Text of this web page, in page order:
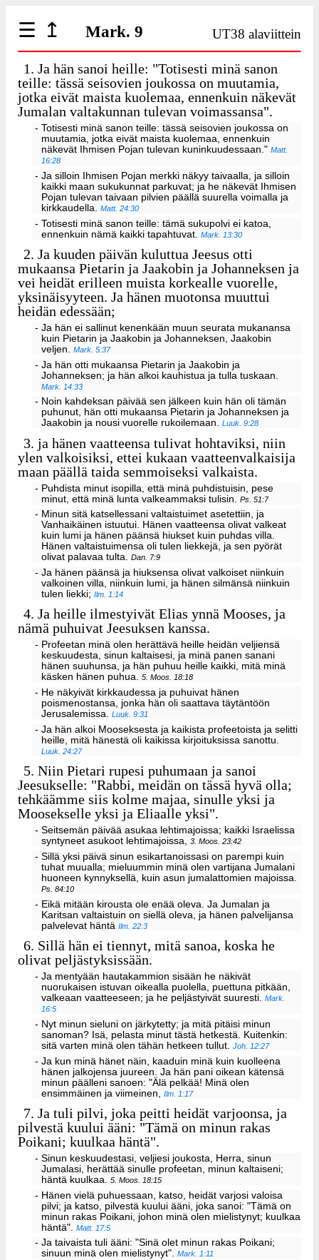
☰ ↥ Mark. 9 UT38 alaviittein
1. Ja hän sanoi heille: "Totisesti minä sanon
teille: tässä seisovien joukossa on muutamia,
jotka eivät maista kuolemaa, ennenkuin näkevät
Jumalan valtakunnan tulevan voimassansa".
- Totisesti minä sanon teille: tässä seisovien joukossa on
muutamia, jotka eivät maista kuolemaa, ennenkuin
näkevät Ihmisen Pojan tulevan kuninkuudessaan."Matt.
16:28
- Ja silloin Ihmisen Pojan merkki näkyy taivaalla, ja silloin
kaikki maan sukukunnat parkuvat; ja he näkevät Ihmisen
Pojan tulevan taivaan pilvien päällä suurella voimalla ja
kirkkaudella.Matt. 24:30
- Totisesti minä sanon teille: tämä sukupolvi ei katoa,
ennenkuin nämä kaikki tapahtuvat.Mark. 13:30
2. Ja kuuden päivän kuluttua Jeesus otti
mukaansa Pietarin ja Jaakobin ja Johanneksen ja
vei heidät erilleen muista korkealle vuorelle,
yksinäisyyteen. Ja hänen muotonsa muuttui
heidän edessään;
- Ja hän ei sallinut kenenkään muun seurata mukanansa
kuin Pietarin ja Jaakobin ja Johanneksen, Jaakobin
veljen.Mark. 5:37
- Ja hän otti mukaansa Pietarin ja Jaakobin ja
Johanneksen; ja hän alkoi kauhistua ja tulla tuskaan.
Mark. 14:33
- Noin kahdeksan päivää sen jälkeen kuin hän oli tämän
puhunut, hän otti mukaansa Pietarin ja Johanneksen ja
Jaakobin ja nousi vuorelle rukoilemaan.Luuk. 9:28
3. ja hänen vaatteensa tulivat hohtaviksi, niin
ylen valkoisiksi, ettei kukaan vaatteenvalkaisija
maan päällä taida semmoiseksi valkaista.
- Puhdista minut isopilla, että minä puhdistuisin, pese
minut, että minä lunta valkeammaksi tulisin.Ps. 51:7
- Minun sitä katsellessani valtaistuimet asetettiin, ja
Vanhaikäinen istuutui. Hänen vaatteensa olivat valkeat
kuin lumi ja hänen päänsä hiukset kuin puhdas villa.
Hänen valtaistuimensa oli tulen liekkejä, ja sen pyörät
olivat palavaa tulta.Dan. 7:9
- Ja hänen päänsä ja hiuksensa olivat valkoiset niinkuin
valkoinen villa, niinkuin lumi, ja hänen silmänsä niinkuin
tulen liekki;Ilm. 1:14
4. Ja heille ilmestyivät Elias ynnä Mooses, ja
nämä puhuivat Jeesuksen kanssa.
- Profeetan minä olen herättävä heille heidän veljiensä
keskuudesta, sinun kaltaisesi, ja minä panen sanani
hänen suuhunsa, ja hän puhuu heille kaikki, mitä minä
käsken hänen puhua.5. Moos. 18:18
- He näkyivät kirkkaudessa ja puhuivat hänen
poismenostansa, jonka hän oli saattava täytäntöön
Jerusalemissa.Luuk. 9:31
- Ja hän alkoi Mooseksesta ja kaikista profeetoista ja selitti
heille, mitä hänestä oli kaikissa kirjoituksissa sanottu.
Luuk. 24:27
5. Niin Pietari rupesi puhumaan ja sanoi
Jeesukselle: "Rabbi, meidän on tässä hyvä olla;
tehkäämme siis kolme majaa, sinulle yksi ja
Moosekselle yksi ja Eliaalle yksi".
- Seitsemän päivää asukaa lehtimajoissa; kaikki Israelissa
syntyneet asukoot lehtimajoissa,3. Moos. 23:42
- Sillä yksi päivä sinun esikartanoissasi on parempi kuin
tuhat muualla; mieluummin minä olen vartijana Jumalani
huoneen kynnyksellä, kuin asun jumalattomien majoissa.
Ps. 84:10
- Eikä mitään kirousta ole enää oleva. Ja Jumalan ja
Karitsan valtaistuin on siellä oleva, ja hänen palvelijansa
palvelevat häntäIlm. 22:3
6. Sillä hän ei tiennyt, mitä sanoa, koska he
olivat peljästyksissään.
- Ja mentyään hautakammion sisään he näkivät
nuorukaisen istuvan oikealla puolella, puettuna pitkään,
valkeaan vaatteeseen; ja he peljästyivät suuresti.Mark.
16:5
- Nyt minun sieluni on järkytetty; ja mitä pitäisi minun
sanoman? Isä, pelasta minut tästä hetkestä. Kuitenkin:
sitä varten minä olen tähän hetkeen tullut.Joh. 12:27
- Ja kun minä hänet näin, kaaduin minä kuin kuolleena
hänen jalkojensa juureen. Ja hän pani oikean kätensä
minun päälleni sanoen: "Älä pelkää! Minä olen
ensimmäinen ja viimeinen,Ilm. 1:17
7. Ja tuli pilvi, joka peitti heidät varjoonsa, ja
pilvestä kuului ääni: "Tämä on minun rakas
Poikani; kuulkaa häntä".
- Sinun keskuudestasi, veljiesi joukosta, Herra, sinun
Jumalasi, herättää sinulle profeetan, minun kaltaiseni;
häntä kuulkaa.5. Moos. 18:15
- Hänen vielä puhuessaan, katso, heidät varjosi valoisa
pilvi; ja katso, pilvestä kuului ääni, joka sanoi: "Tämä on
minun rakas Poikani, johon minä olen mielistynyt; kuulkaa
häntä".Matt. 17:5
- Ja taivaista tuli ääni: "Sinä olet minun rakas Poikani;
sinuun minä olen mielistynyt".Mark. 1:11